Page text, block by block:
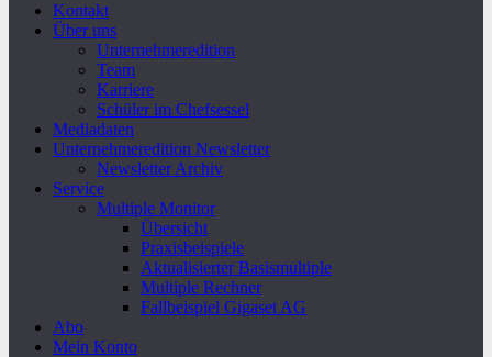
Kontakt
Über uns
Unternehmeredition
Team
Karriere
Schüler im Chefsessel
Mediadaten
Unternehmeredition Newsletter
Newsletter Archiv
Service
Multiple Monitor
Übersicht
Praxisbeispiele
Aktualisierter Basismultiple
Multiple Rechner
Fallbeispiel Gigaset AG
Abo
Mein Konto